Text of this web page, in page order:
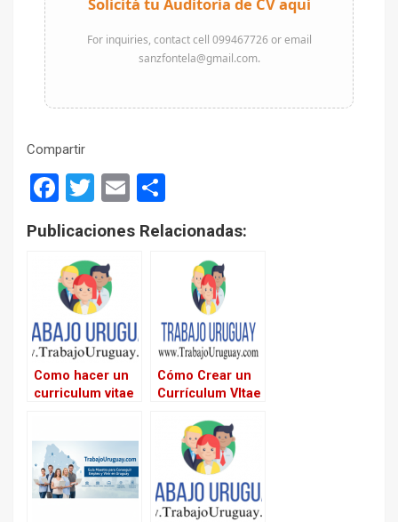
For inquiries, contact cell 099467726 or email
sanzfontela@gmail.com.
Compartir
F
a
ce
b
o
o
k
T
wi
tt
er
E
m
ail ar
Publicaciones Relacionadas:
Como hacer un
curriculum vitae
Cómo Crear un
Currículum VItae
Efectivo en 2025